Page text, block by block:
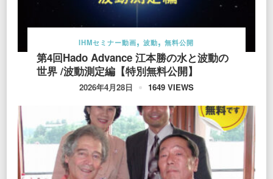
IHMセミナー動画 波動 無料公開
第4回Hado Advance 江本勝の水と波動の
世界 /波動測定編【特別無料公開】
2026年4月28日 1649 VIEWS